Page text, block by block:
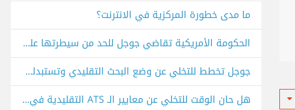
ما مدى خطورة المركزية في الانترنت؟
الحكومة الأمريكية تقاضي جوجل للحد من سيطرتها على الإنترنت، ما رأيك؟
جوجل تخطط للتخلي عن وضع البحث التقليدي وتستبدله بالذكاء الاصطناعي بالكامل
هل حان الوقت للتخلي عن معايير الـ ATS التقليدية في التوظيف؟